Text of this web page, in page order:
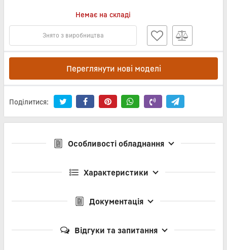
Немає на складі
Знято з виробництва
Переглянути нові моделі
Поділитися:
Особливості обладнання
Характеристики
Документація
Відгуки та запитання